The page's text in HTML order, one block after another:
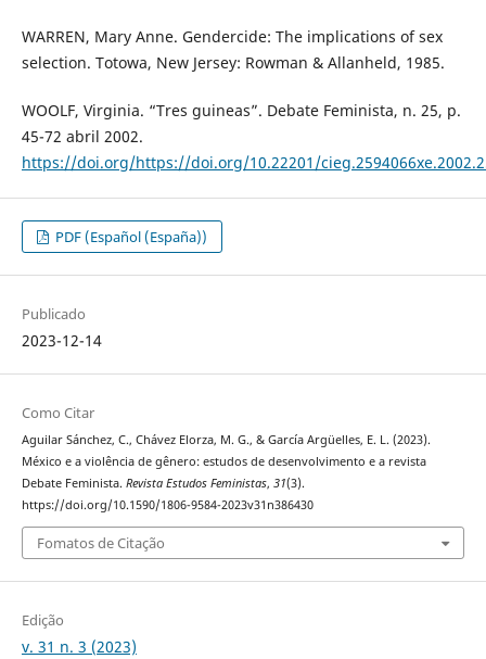
WARREN, Mary Anne. Gendercide: The implications of sex
selection. Totowa, New Jersey: Rowman & Allanheld, 1985.
WOOLF, Virginia. “Tres guineas”. Debate Feminista, n. 25, p.
45-72 abril 2002.
https://doi.org/https://doi.org/10.22201/
PDF (Español (España))
Publicado
2023-12-14
Como Citar
Aguilar Sánchez, C., Chávez Elorza, M. G., & García Argüelles, E. L. (2023).
México e a violência de gênero: estudos de desenvolvimento e a revista
Debate Feminista. Revista Estudos Feministas, 31(3).
https://doi.org/10.1590/1806-9584-2023v31n386430
Fomatos de Citação
Edição
v. 31 n. 3 (2023)